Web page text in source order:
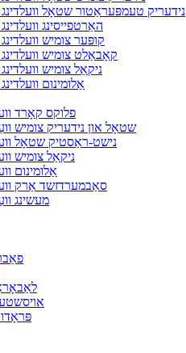
נידעריק טעמפּעראַטור שטאָל
האַרטפייסינג
קופּער צומיש
קאָבאַלט צומיש
ניקאַל צומיש
אַלומינום
פלוקס קאָרד
שטאָל און נידעריק צומיש
נישט-ראַסטיק שטאָל
ניקאַל צומיש
אַלומינום
סאַבמערדזשד אַרק
מעשינג